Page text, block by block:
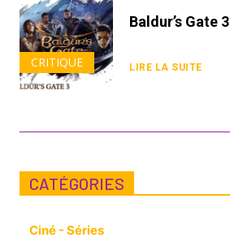
CRITIQUE
Baldur’s Gate 3
LIRE LA SUITE
CATÉGORIES
Ciné - Séries